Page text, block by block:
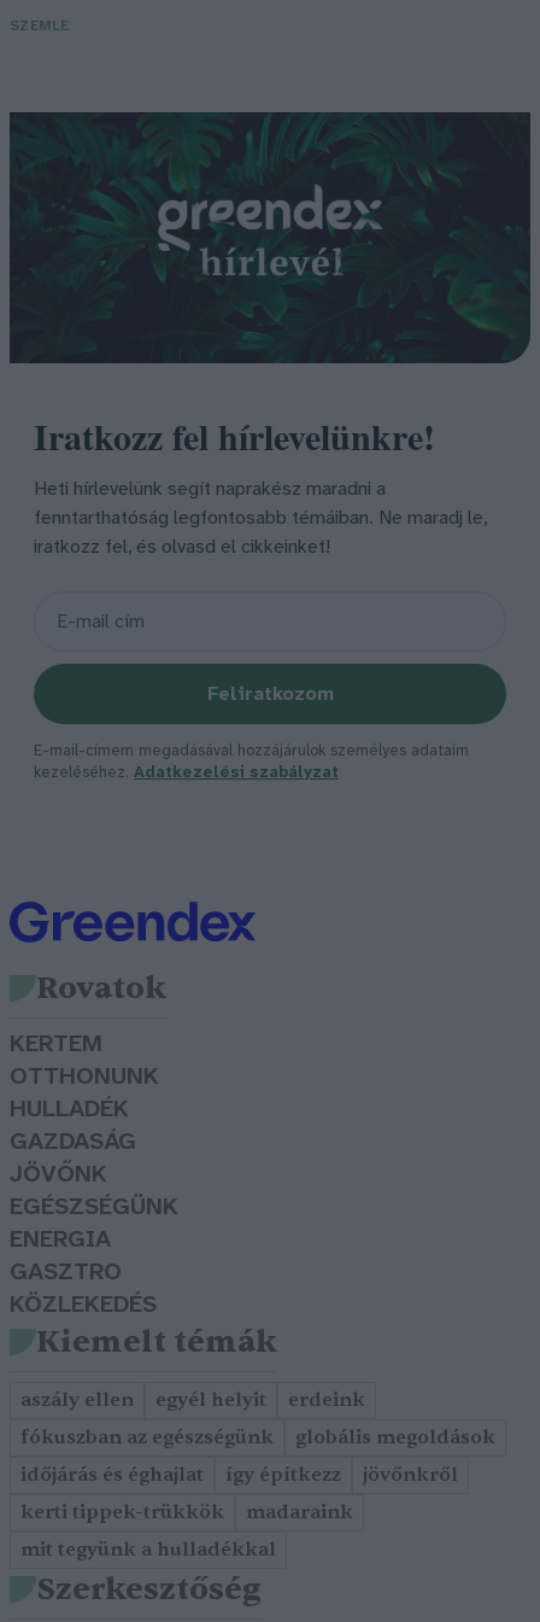
SZEMLE
Iratkozz fel hírlevelünkre!
Heti hírlevelünk segít naprakész maradni a
fenntarthatóság legfontosabb témáiban. Ne maradj le,
iratkozz fel, és olvasd el cikkeinket!
Feliratkozom
E-mail-címem megadásával hozzájárulok személyes adataim
kezeléséhez. Adatkezelési szabályzat
Rovatok
KERTEM
OTTHONUNK
HULLADÉK
GAZDASÁG
JÖVŐNK
EGÉSZSÉGÜNK
ENERGIA
GASZTRO
KÖZLEKEDÉS
Kiemelt témák
aszály ellen egyél helyit
erdeink
fókuszban az egészségünk
globális megoldások
időjárás és éghajlat
így építkezz
jövőnkről
kerti tippek-trükkök
madaraink
mit tegyünk a hulladékkal
Szerkesztőség